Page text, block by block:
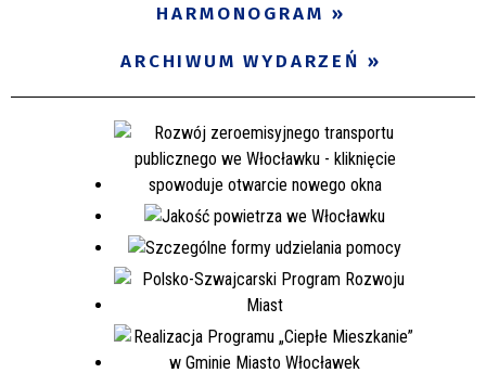
HARMONOGRAM
ARCHIWUM WYDARZEŃ